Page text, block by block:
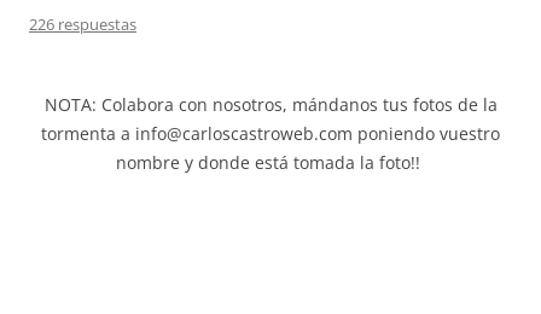
226 respuestas
NOTA: Colabora con nosotros, mándanos tus fotos de la
tormenta a info@carloscastroweb.com poniendo vuestro
nombre y donde está tomada la foto!!